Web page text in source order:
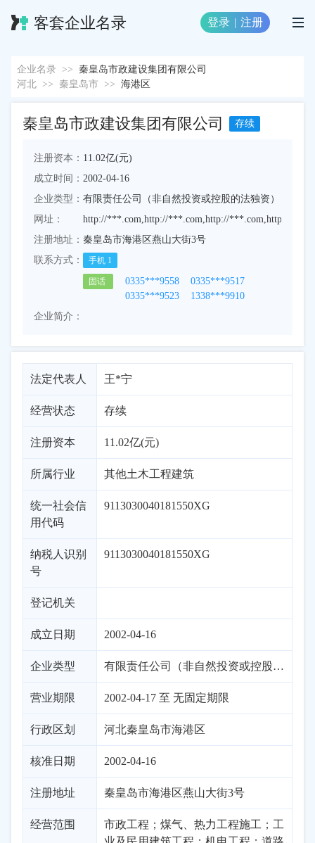
客套企业名录 登录 | 注册
企业名录 >> 秦皇岛市政建设集团有限公司
河北 >> 秦皇岛市 >> 海港区
秦皇岛市政建设集团有限公司 存续
注册资本： 11.02亿(元)
成立时间： 2002-04-16
企业类型： 有限责任公司（非自然投资或控股的法独资）
网址：
http://***.com,http://***.com,http://***.com,http://
注册地址： 秦皇岛市海港区燕山大街3号
联系方式：
手机 1
固话 0335***9558
0335***9517
0335***9523
1338***9910
企业简介：
法定代表人 王*宁
经营状态 存续
注册资本 11.02亿(元)
所属行业 其他土木工程建筑
统一社会信
用代码
9113030040181550XG
纳税人识别
号
9113030040181550XG
登记机关
成立日期 2002-04-16
企业类型 有限责任公司（非自然投资或控股的法独资）
营业期限 2002-04-17 至 无固定期限
行政区划 河北秦皇岛市海港区
核准日期 2002-04-16
注册地址 秦皇岛市海港区燕山大街3号
经营范围
市政工程；煤气、热力工程施工；工